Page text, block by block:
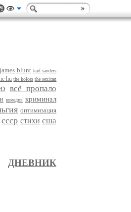
james blunt karl sanders
hu the kolors the sexican
всё пропало
комедия криминал
оптимизация
ссср стихи сша
ДНЕВНИК